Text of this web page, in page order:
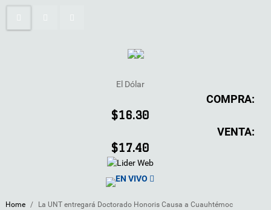
El Dólar
COMPRA:
$16.30
VENTA:
$17.40
EN VIVO
Home /
La UNT entregará Doctorado Honoris Causa a Cuauhtémoc